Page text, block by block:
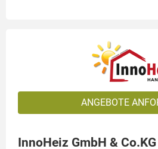
ANGEBOTE
InnoHeiz GmbH & Co.KG